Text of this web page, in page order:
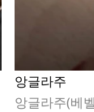
앙글라주
앙글라주(베